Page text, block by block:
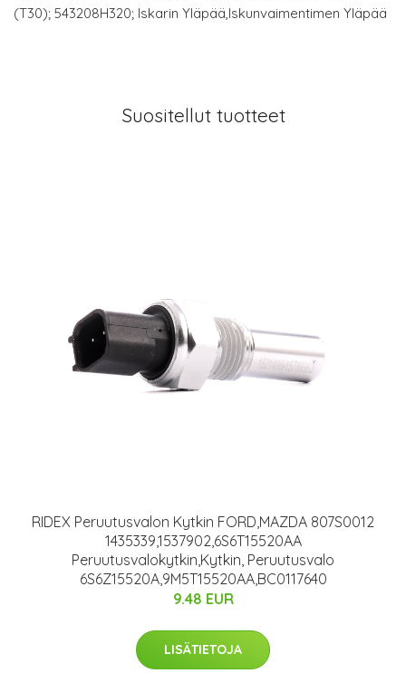
(T30); 543208H320; Iskarin Yläpää,Iskunvaimentimen Yläpää
Suositellut tuotteet
RIDEX Peruutusvalon Kytkin FORD,MAZDA 807S0012
1435339,1537902,6S6T15520AA
Peruutusvalokytkin,Kytkin, Peruutusvalo
6S6Z15520A,9M5T15520AA,BC0117640
9.48 EUR
LISÄTIETOJA